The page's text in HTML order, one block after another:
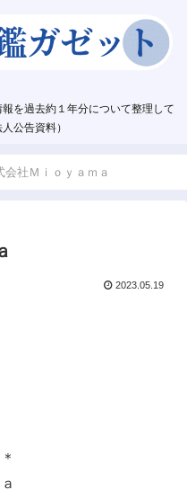
を過去約１年分について整理して
公告資料）
会社Ｍｉｏｙａｍａ
2023.05.19